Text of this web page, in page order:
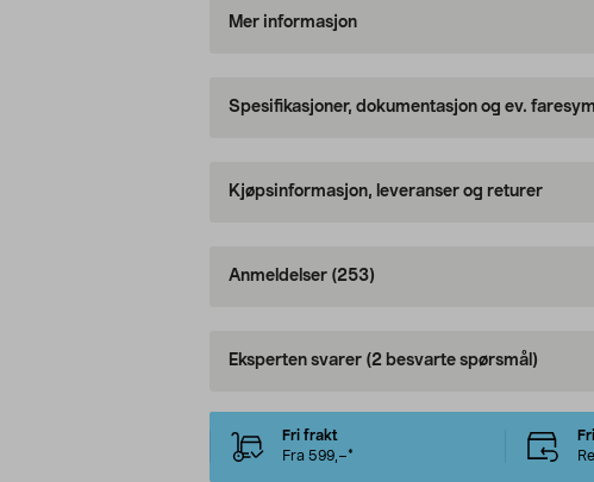
Mer informasjon
Spesifikasjoner, dokumentasjon og ev.
Kjøpsinformasjon, leveranser og returer
Anmeldelser (253)
Eksperten svarer (2 besvarte spørsmål)
Fri frakt
Fra 599,–*